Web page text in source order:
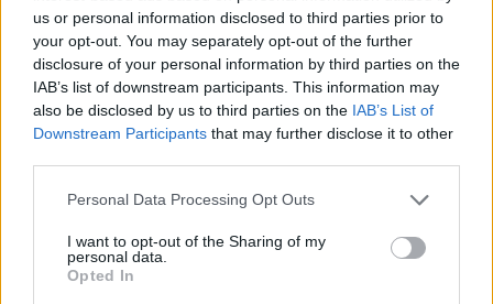
us or personal information disclosed to third parties prior to
your opt-out. You may separately opt-out of the further
disclosure of your personal information by third parties on the
IAB’s list of downstream participants. This information may
also be disclosed by us to third parties on the IAB’s List of
Downstream Participants that may further disclose it to other
Personal Data Processing Opt Outs
I want to opt-out of the Sharing of my
personal data.
Opted In
7
Twoim życiu?